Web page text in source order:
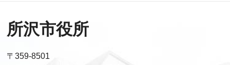
所沢市役所
〒359-8501